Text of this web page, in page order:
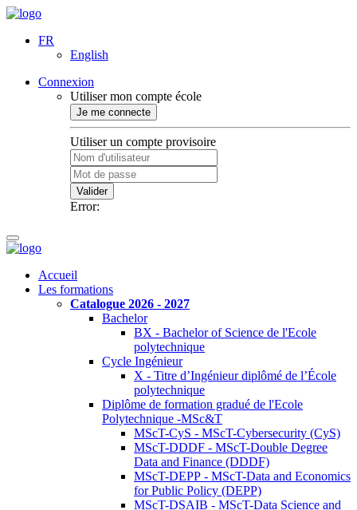
FR
English
Connexion
Utiliser mon compte école
Je me connecte
Utiliser un compte provisoire
Valider
Error:
Accueil
Les formations
Catalogue 2026 - 2027
Bachelor
BX - Bachelor of Science de l'Ecole
polytechnique
Cycle Ingénieur
X - Titre d’Ingénieur diplômé de l’École
polytechnique
Diplôme de formation gradué de l'Ecole
Polytechnique -MSc&T
MScT-CyS - MScT-Cybersecurity (CyS)
MScT-DDDF - MScT-Double Degree
Data and Finance (DDDF)
MScT-DEPP - MScT-Data and Economics
for Public Policy (DEPP)
MScT-DSAIB - MScT-Data Science and